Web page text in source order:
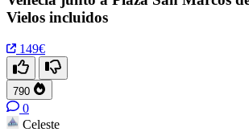
Vielos incluidos
149€
790
0
Celeste